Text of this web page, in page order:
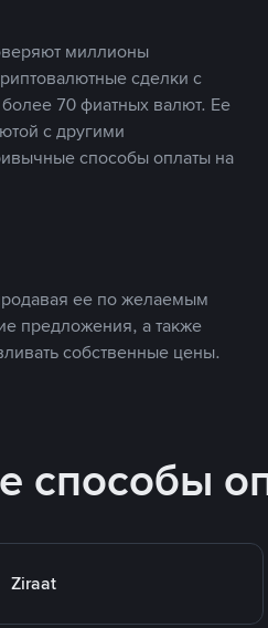
миллионы
сделки с
70 фиатных валют. Ее
с другими
способы оплаты на
ее по желаемым
предложения, а также
собственные цены.
способы
Ziraat